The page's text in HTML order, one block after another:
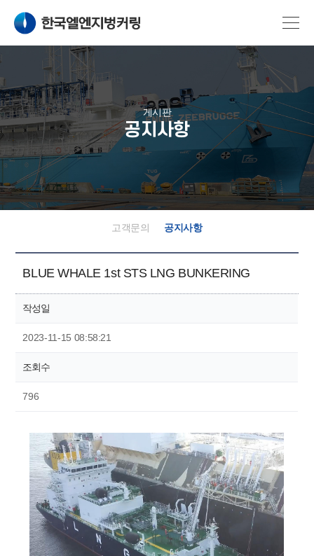
게시판
공지사항
고객문의 공지사항
BLUE WHALE 1st STS LNG BUNKERING
작성일
2023-11-15 08:58:21
조회수
796